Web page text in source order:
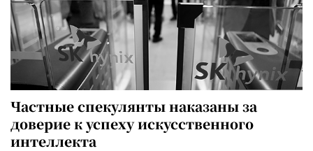
Частные спекулянты наказаны за
доверие к успеху искусственного
интеллекта